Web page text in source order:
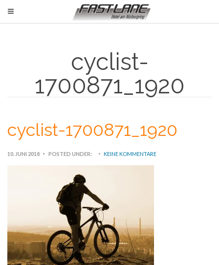
cyclist-
1700871_1920
cyclist-1700871_1920
10. JUNI 2018 POSTED UNDER: KEINE KOMMENTARE